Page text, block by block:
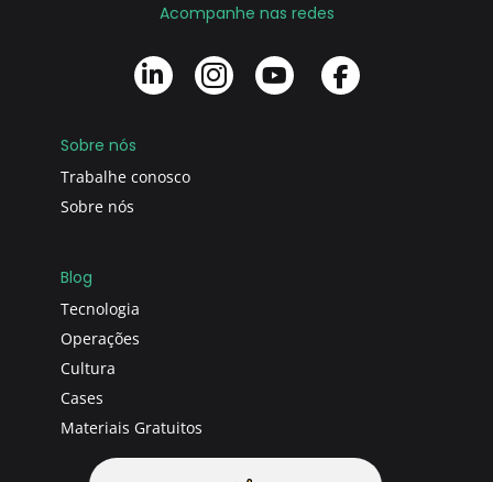
Acompanhe nas redes
Sobre nós
Trabalhe conosco
Sobre nós
Blog
Tecnologia
Operações
Cultura
Cases
Materiais Gratuitos